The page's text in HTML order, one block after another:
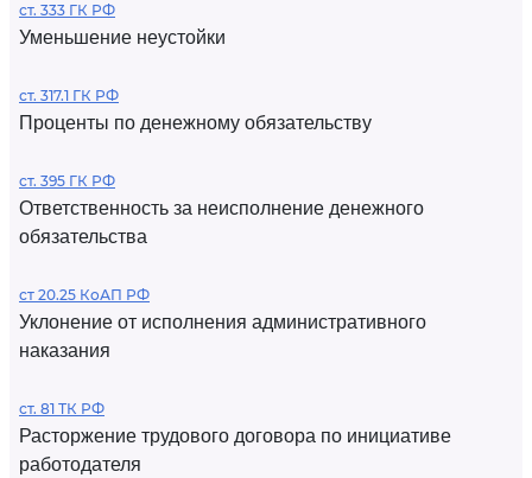
ст. 333 ГК РФ
Уменьшение неустойки
ст. 317.1 ГК РФ
Проценты по денежному обязательству
ст. 395 ГК РФ
Ответственность за неисполнение денежного
обязательства
ст 20.25 КоАП РФ
Уклонение от исполнения административного
наказания
ст. 81 ТК РФ
Расторжение трудового договора по инициативе
работодателя